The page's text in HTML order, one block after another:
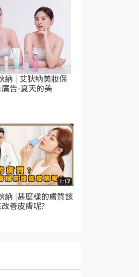
納 | 艾狄納美妝保
告-夏天的美
納 |甚麼樣的膚質該
善皮膚呢?